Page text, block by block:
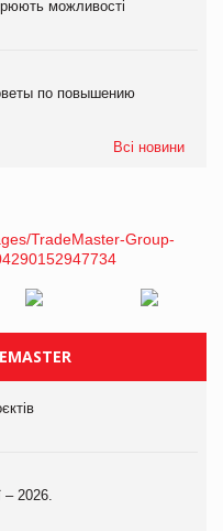
можливості
по повышению
Всі новини
– 2026.